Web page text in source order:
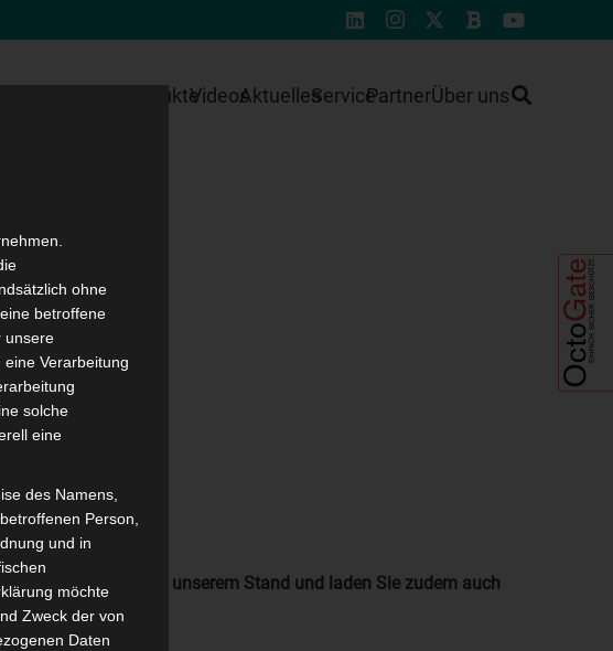
ProdukteVideosAktuellesServicePartnerÜber uns
Ihren Besuch an unserem Stand und laden Sie zudem auch
ohne
betroffene
unsere
Verarbeitung
solche
eine
des Namens,
Person,
und in
möchte
Zweck der von
Daten